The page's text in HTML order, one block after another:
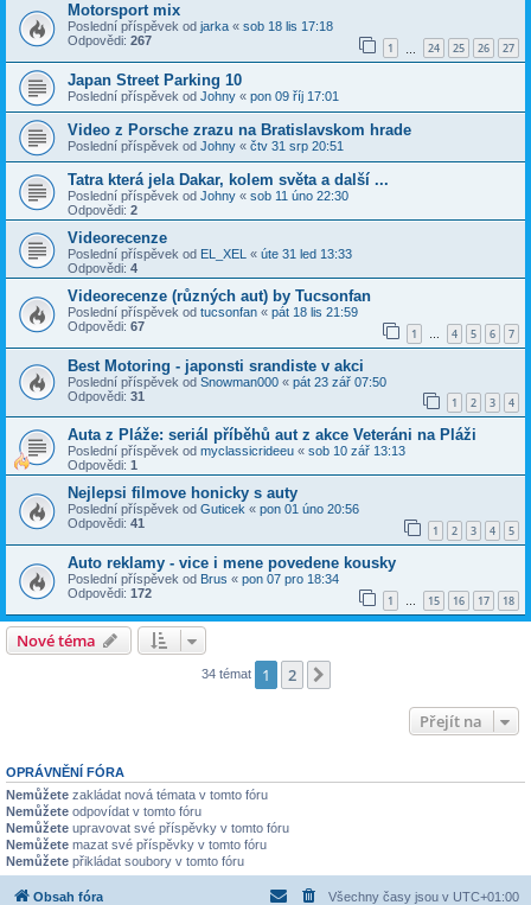
Motorsport mix
Poslední příspěvek od jarka « sob 18 lis 17:18
Odpovědi: 267 1 24 25 26 27
Japan Street Parking 10
Poslední příspěvek od Johny « pon 09 říj 17:01
Video z Porsche zrazu na Bratislavskom hrade
Poslední příspěvek od Johny « čtv 31 srp 20:51
Tatra která jela Dakar, kolem světa a další ...
Poslední příspěvek od Johny « sob 11 úno 22:30
Odpovědi: 2
Videorecenze
Poslední příspěvek od EL_XEL « úte 31 led 13:33
Odpovědi: 4
Videorecenze (různých aut) by Tucsonfan
Poslední příspěvek od tucsonfan « pát 18 lis 21:59
Odpovědi: 67 1 … 4 5 6 7
Best Motoring - japonsti srandiste v akci
Poslední příspěvek od Snowman000 « pát 23 zář 07:50
Odpovědi: 31 1 2 3 4
Auta z Pláže: seriál příběhů aut z akce Veteráni na Pláži
Poslední příspěvek od myclassicrideeu « sob 10 zář 13:13
Odpovědi: 1
Nejlepsi filmove honicky s auty
Poslední příspěvek od Guticek « pon 01 úno 20:56
Odpovědi: 41 1 2 3 4 5
Auto reklamy - vice i mene povedene kousky
Poslední příspěvek od Brus « pon 07 pro 18:34
Odpovědi: 172 1 … 15 16 17 18
Nové téma
34 témat 1 2
Přejít na
OPRÁVNĚNÍ FÓRA
Nemůžete zakládat nová témata v tomto fóru
Nemůžete odpovídat v tomto fóru
Nemůžete upravovat své příspěvky v tomto fóru
Nemůžete mazat své příspěvky v tomto fóru
Nemůžete přikládat soubory v tomto fóru
Obsah fóra Všechny časy jsou v UTC+01:00